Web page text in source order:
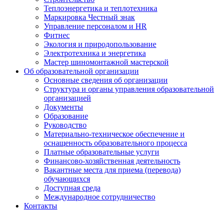
Теплоэнергетика и теплотехника
Маркировка Честный знак
Управление персоналом и HR
Фитнес
Экология и природопользование
Электротехника и энергетика
Мастер шиномонтажной мастерской
Об образовательной организации
Основные сведения об организации
Структура и органы управления образовательной
организацией
Документы
Образование
Руководство
Материально-техническое обеспечение и
оснащенность образовательного процесса
Платные образовательные услуги
Финансово-хозяйственная деятельность
Вакантные места для приема (перевода)
обучающихся
Доступная среда
Международное сотрудничество
Контакты